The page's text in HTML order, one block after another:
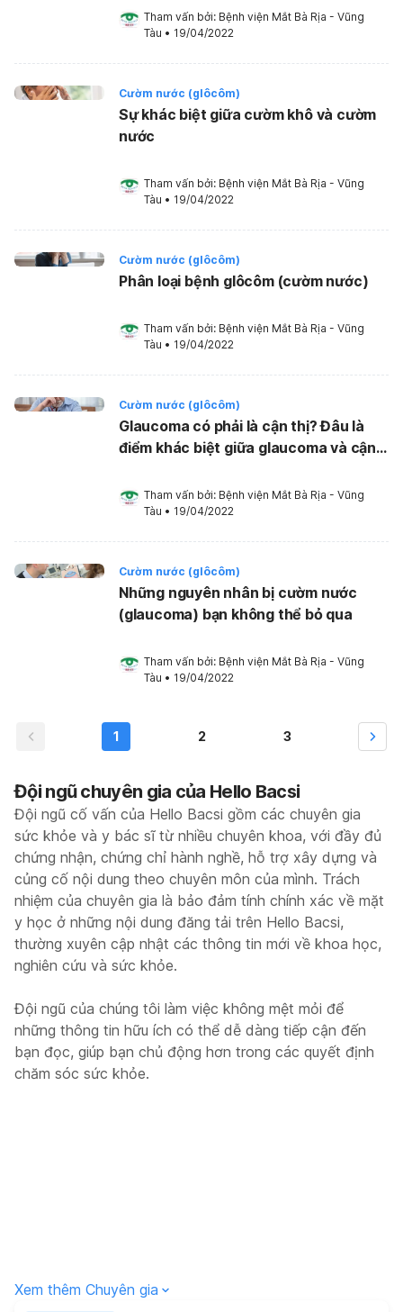
Tham vấn bởi: Bệnh viện Mắt Bà Rịa - Vũng
Tàu • 19/04/2022
Cườm nước (glôcôm)
Sự khác biệt giữa cườm khô và cườm
nước
Tham vấn bởi: Bệnh viện Mắt Bà Rịa - Vũng
Tàu • 19/04/2022
Cườm nước (glôcôm)
Phân loại bệnh glôcôm (cườm nước)
Tham vấn bởi: Bệnh viện Mắt Bà Rịa - Vũng
Tàu • 19/04/2022
Cườm nước (glôcôm)
Glaucoma có phải là cận thị? Đâu là
điểm khác biệt giữa glaucoma và cận
Tham vấn bởi: Bệnh viện Mắt Bà Rịa - Vũng
Tàu • 19/04/2022
Cườm nước (glôcôm)
Những nguyên nhân bị cườm nước
(glaucoma) bạn không thể bỏ qua
Tham vấn bởi: Bệnh viện Mắt Bà Rịa - Vũng
Tàu • 19/04/2022
1 2 3
Đội ngũ chuyên gia của Hello Bacsi
Đội ngũ cố vấn của Hello Bacsi gồm các chuyên gia
sức khỏe và y bác sĩ từ nhiều chuyên khoa, với đầy đủ
chứng nhận, chứng chỉ hành nghề, hỗ trợ xây dựng và
củng cố nội dung theo chuyên môn của mình. Trách
nhiệm của chuyên gia là bảo đảm tính chính xác về mặt
y học ở những nội dung đăng tải trên Hello Bacsi,
thường xuyên cập nhật các thông tin mới về khoa học,
nghiên cứu và sức khỏe.
Đội ngũ của chúng tôi làm việc không mệt mỏi để
những thông tin hữu ích có thể dễ dàng tiếp cận đến
bạn đọc, giúp bạn chủ động hơn trong các quyết định
chăm sóc sức khỏe.
Xem thêm Chuyên gia